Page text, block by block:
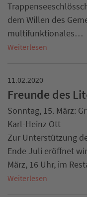
dem Willen des
multifunktionales…
Weiterlesen
11.02.2020
Freunde des
Sonntag, 15. März:
Karl-Heinz Ott
Zur Unterstützung
Ende Juli eröffnet
März, 16 Uhr, im
Weiterlesen